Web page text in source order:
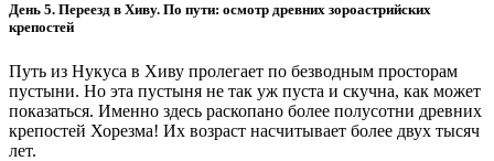
День 5. Переезд в Хиву. По пути: осмотр древних зороастрийских
крепостей
Путь из Нукуса в Хиву пролегает по безводным просторам
пустыни. Но эта пустыня не так уж пуста и скучна, как может
показаться. Именно здесь раскопано более полусотни древних
крепостей Хорезма! Их возраст насчитывает более двух тысяч
лет.